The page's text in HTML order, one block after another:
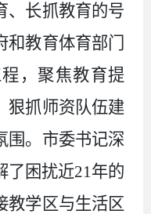
、长抓教育的号
教育体育部门
，聚焦教育提
狠抓师资队伍建
围。市委书记深
了困扰近21年的
教学区与生活区